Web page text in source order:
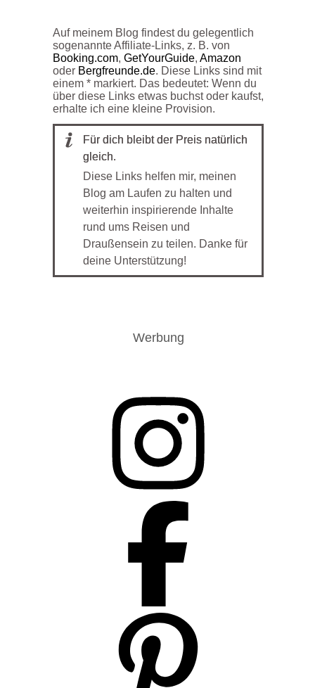
Auf meinem Blog findest du gelegentlich
sogenannte Affiliate-Links, z. B. von
Booking.com, GetYourGuide, Amazon
oder Bergfreunde.de. Diese Links sind mit
einem * markiert. Das bedeutet: Wenn du
über diese Links etwas buchst oder kaufst,
erhalte ich eine kleine Provision.
Für dich bleibt der Preis natürlich
gleich.
Diese Links helfen mir, meinen
Blog am Laufen zu halten und
weiterhin inspirierende Inhalte
rund ums Reisen und
Draußensein zu teilen. Danke für
deine Unterstützung!
Werbung